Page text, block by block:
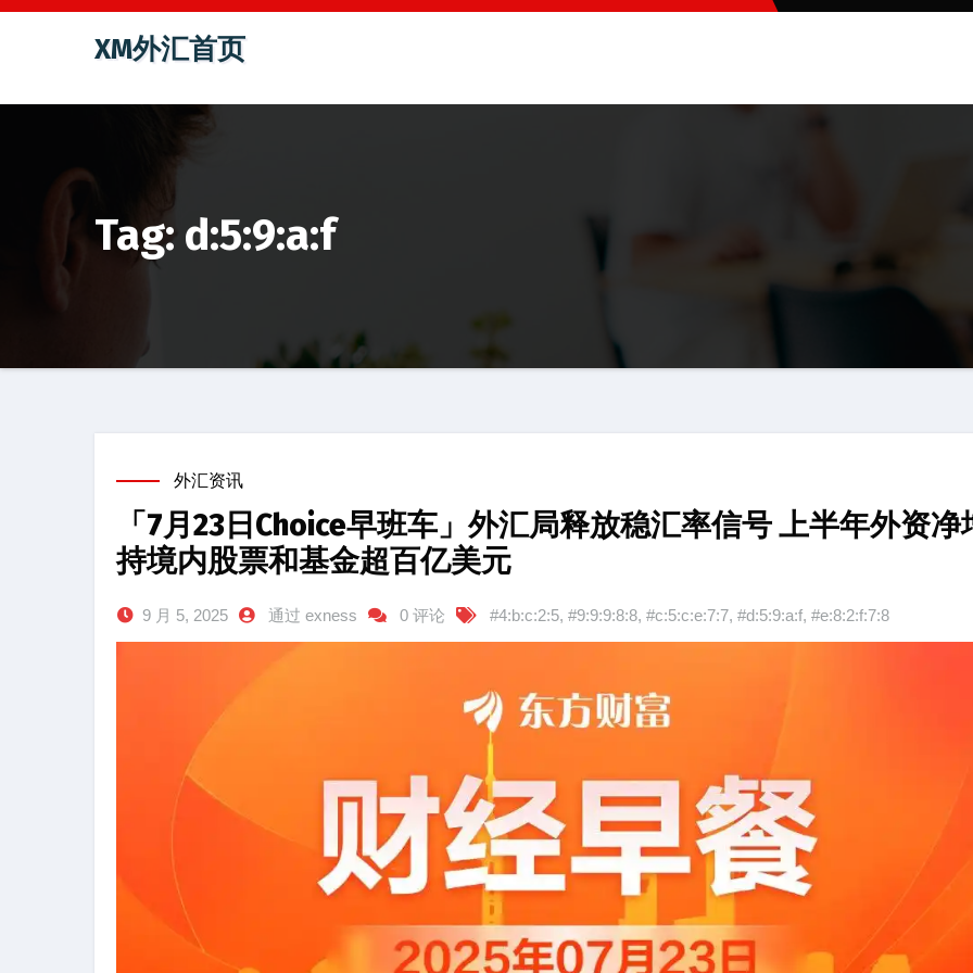
跳
容
XM外汇首页
Tag: d:5:9:a:f
外汇资讯
「7月23日Choice早班车」外汇局释放稳汇率信号 上半年外资净
持境内股票和基金超百亿美元
9 月 5, 2025 通过 exness 0 评论 #4:b:c:2:5, #9:9:9:8:8, #c:5:c:e:7:7, #d:5:9:a:f, #e:8:2:f:7:8